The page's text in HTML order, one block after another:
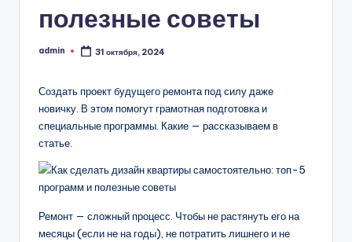
полезные советы
Запись
admin 31 октября, 2024
Создать проект будущего ремонта под силу даже
новичку. В этом помогут грамотная подготовка и
специальные программы. Какие — рассказываем в
статье.
Ремонт — сложный процесс. Чтобы не растянуть его на
месяцы (если не на годы), не потратить лишнего и не